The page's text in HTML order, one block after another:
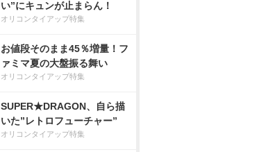
い”にキュンが止まらん！
オリコンタイアップ特集
お値段そのまま45％増量！フ
ァミマ夏の大盤振る舞い
オリコンタイアップ特集
SUPER★DRAGON、自ら描
いた”レトロフューチャー”
オリコンタイアップ特集